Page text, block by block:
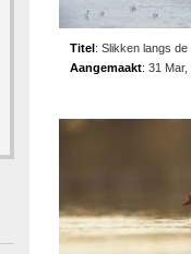
Titel: Slikken langs de
Aangemaakt: 31 Mar,